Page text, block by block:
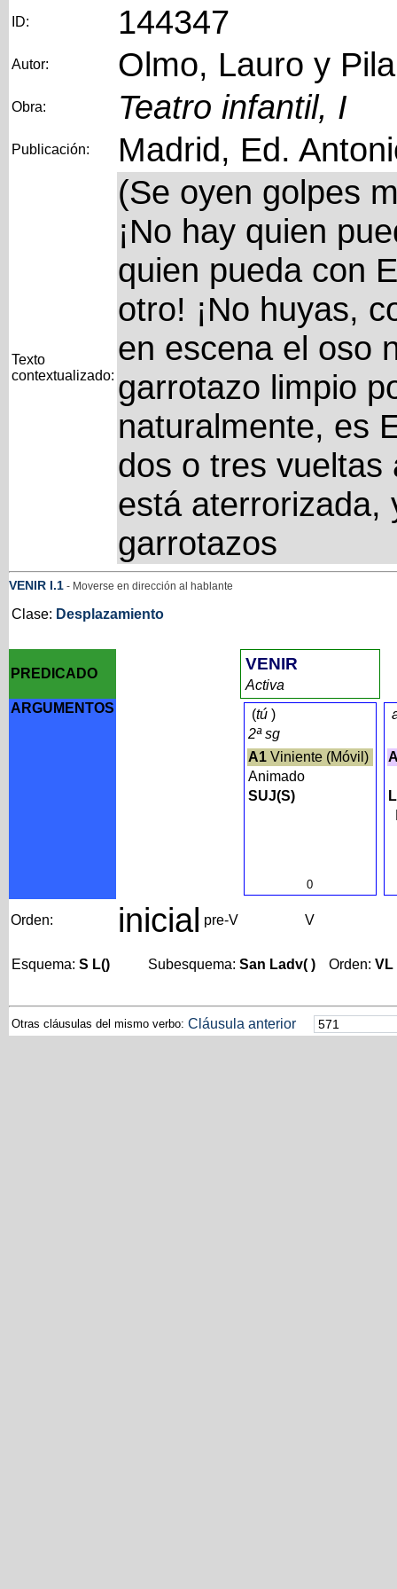
ID: 144347
Autor: Olmo, Lauro y
Obra: Teatro infantil, I
Publicación: Madrid, Ed.
Texto
contextualizado:
(Se oyen golpes
¡No hay quien
quien pueda con
otro! ¡No huyas,
en escena el oso
garrotazo limpio
naturalmente, es
dos o tres vueltas
está aterrorizada,
garrotazos
VENIR I.1- Moverse en dirección al hablante
Clase: Desplazamiento
PREDICADO
VENIR
Activa
ARGUMENTOS
(tú)
2ª sg
A1Viniente (Móvil)
Animado
SUJ(S)
0
Orden: inicial pre-V V
Esquema: S L() Subesquema: San Ladv( ) Orden: VL
Otras cláusulas del mismo verbo: Cláusula anterior